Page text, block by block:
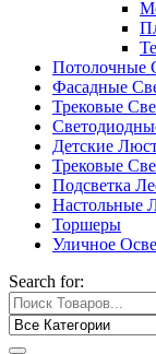
Потолочные
Фасадные
Трековые
Детские
Трековые
Подсветка
Настольные
Торшеры
Уличное
Search for: